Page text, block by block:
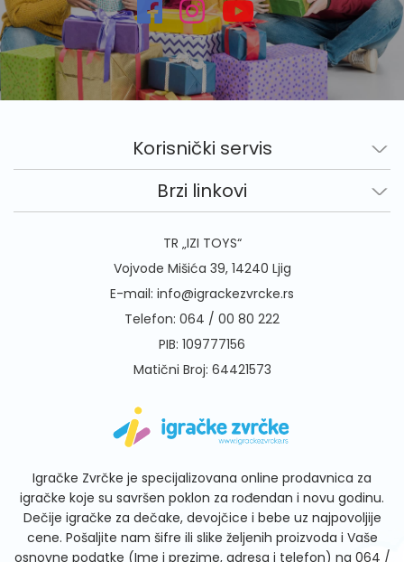
Korisnički servis
Brzi linkovi
TR „IZI TOYS“
Vojvode Mišića 39, 14240 Ljig
E-mail: info@igrackezvrcke.rs
Telefon: 064 / 00 80 222
PIB: 109777156
Matični Broj: 64421573
Igračke Zvrčke je specijalizovana online prodavnica za
igračke koje su savršen poklon za rođendan i novu godinu.
Dečije igračke za dečake, devojčice i bebe uz najpovoljije
cene. Pošaljite nam šifre ili slike željenih proizvoda i Vaše
osnovne podatke (Ime i prezime, adresa i telefon) na 064 /